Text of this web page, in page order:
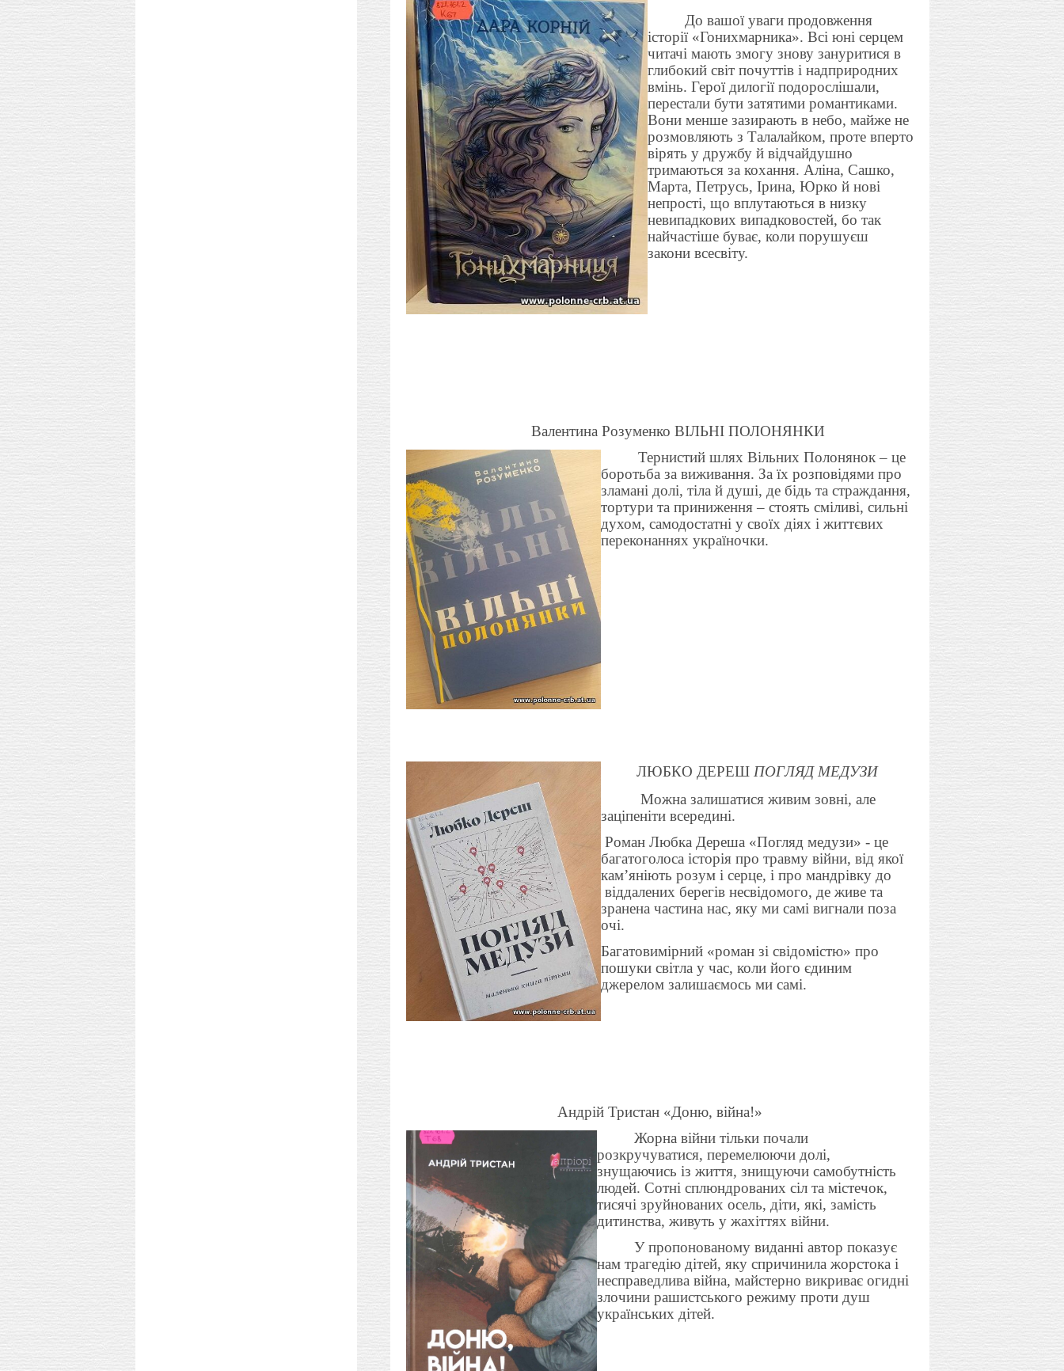
До вашої уваги продовження
історії «Гонихмарника». Всі юні серцем
читачі мають змогу знову зануритися в
глибокий світ почуттів і надприродних
вмінь. Герої дилогії подорослішали,
перестали бути затятими романтиками.
Вони менше зазирають в небо, майже не
розмовляють з Талалайком, проте вперто
вірять у дружбу й відчайдушно
тримаються за кохання. Аліна, Сашко,
Марта, Петрусь, Ірина, Юрко й нові
непрості, що вплутаються в низку
невипадкових випадковостей, бо так
найчастіше буває, коли порушуєш
закони всесвіту.
Валентина Розуменко ВІЛЬНІ ПОЛОНЯНКИ
Тернистий шлях Вільних Полонянок – це
боротьба за виживання. За їх розповідями про
зламані долі, тіла й душі, де бідь та страждання,
тортури та приниження – стоять сміливі, сильні
духом, самодостатні у своїх діях і життєвих
переконаннях україночки.
ЛЮБКО ДЕРЕШ ПОГЛЯД МЕДУЗИ
Можна залишатися живим зовні, але
заціпеніти всередині.
Роман Любка Дереша «Погляд медузи» - це
багатоголоса історія про травму війни, від якої
кам’яніють розум і серце, і про мандрівку до
віддалених берегів несвідомого, де живе та
зранена частина нас, яку ми самі вигнали поза
очі.
Багатовимірний «роман зі свідомістю» про
пошуки світла у час, коли його єдиним
джерелом залишаємось ми самі.
Андрій Тристан «Доню, війна!»
Жорна війни тільки почали
розкручуватися, перемелюючи долі,
знущаючись із життя, знищуючи самобутність
людей. Сотні сплюндрованих сіл та містечок,
тисячі зруйнованих осель, діти, які, замість
дитинства, живуть у жахіттях війни.
У пропонованому виданні автор показує
нам трагедію дітей, яку спричинила жорстока і
несправедлива війна, майстерно викриває огидні
злочини рашистського режиму проти душ
українських дітей.